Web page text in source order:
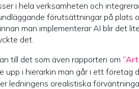
i hela verksamheten och
förutsättningar på plats
man implementerar AI blir det
det.
till det som även rapporten om
i hierarkin man går i ett företag
ledningens orealistiska